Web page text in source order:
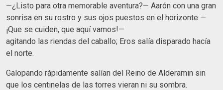
—¿Listo para otra memorable aventura?— Aarón con una gran
sonrisa en su rostro y sus ojos puestos en el horizonte —
¡Que se cuiden, que aquí vamos!—
agitando las riendas del caballo; Eros salía disparado hacía
el norte.
Galopando rápidamente salían del Reino de Alderamin sin
que los centinelas de las torres vieran ni su sombra.